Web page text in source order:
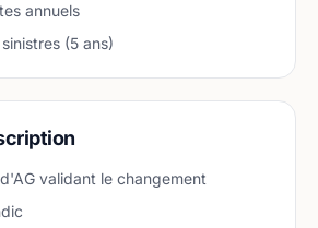
annuels
(5 ans)
validant le changement